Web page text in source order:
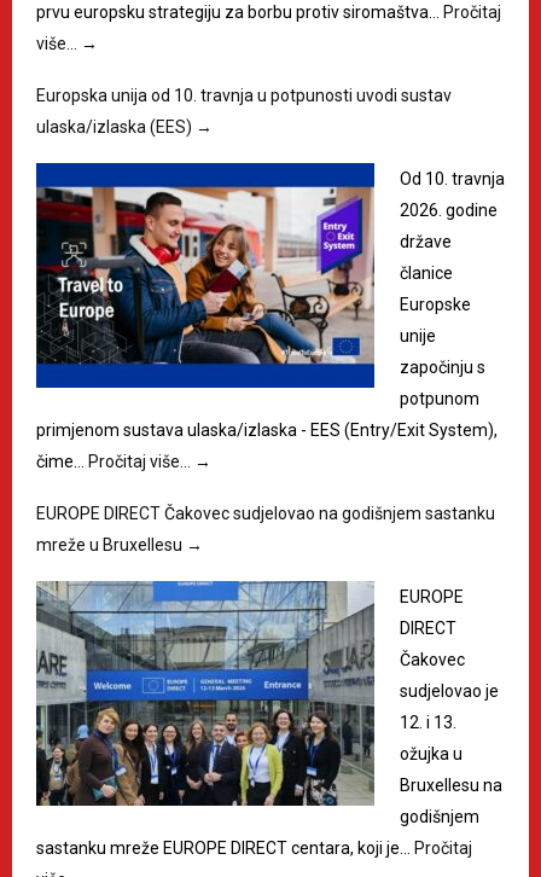
prvu europsku strategiju za borbu protiv siromaštva… Pročitaj
više… →
Europska unija od 10. travnja u potpunosti uvodi sustav
ulaska/izlaska (EES) →
Od 10. travnja
2026. godine
države
članice
Europske
unije
započinju s
potpunom
primjenom sustava ulaska/izlaska - EES (Entry/Exit System),
čime… Pročitaj više… →
EUROPE DIRECT Čakovec sudjelovao na godišnjem sastanku
mreže u Bruxellesu →
EUROPE
DIRECT
Čakovec
sudjelovao je
12. i 13.
ožujka u
Bruxellesu na
godišnjem
sastanku mreže EUROPE DIRECT centara, koji je… Pročitaj